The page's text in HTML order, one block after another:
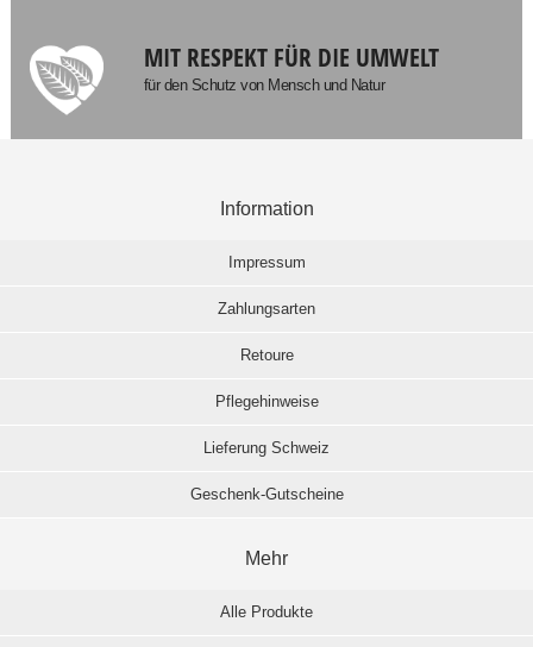
MIT RESPEKT FÜR DIE UMWELT
für den Schutz von Mensch und Natur
Information
Impressum
Zahlungsarten
Retoure
Pflegehinweise
Lieferung Schweiz
Geschenk-Gutscheine
Mehr
Alle Produkte